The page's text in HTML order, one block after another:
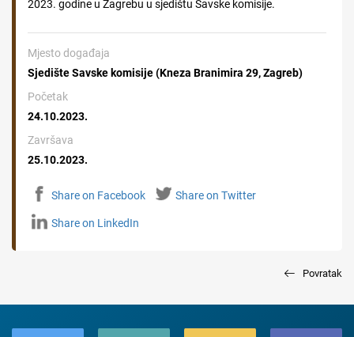
2023. godine u Zagrebu u sjedištu Savske komisije.
Mjesto događaja
Sjedište Savske komisije (Kneza Branimira 29, Zagreb)
Početak
24.10.2023.
Završava
25.10.2023.
Share on Facebook Share on Twitter
Share on LinkedIn
Povratak